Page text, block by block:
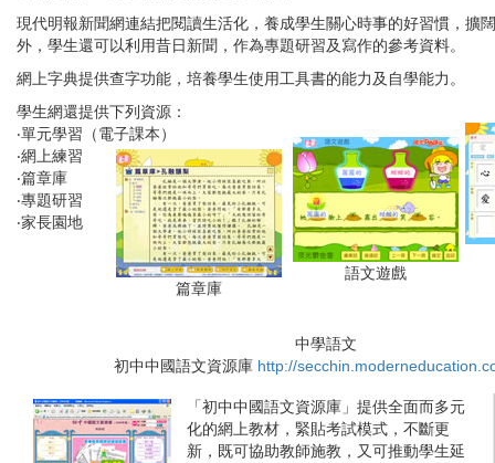
現代明報新聞網連結把閱讀生活化，養成學生關心時事的好習慣，擴
外，學生還可以利用昔日新聞，作為專題研習及寫作的參考資料。
網上字典提供查字功能，培養學生使用工具書的能力及自學能力。
學生網還提供下列資源：
‧單元學習（電子課本）
語文遊戲
‧網上練習
篇章庫
‧篇章庫
‧專題研習
‧家長園地
中學語文
初中中國語文資源庫 http://
「初中中國語文資源庫」提供全面而多元
化的網上教材，緊貼考試模式，不斷更
新，既可協助教師施教，又可推動學生延